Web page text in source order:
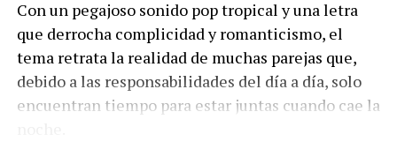
Con un pegajoso sonido pop tropical y una letra
que derrocha complicidad y romanticismo, el
tema retrata la realidad de muchas parejas que,
debido a las responsabilidades del día a día, solo
encuentran tiempo para estar juntas cuando cae la